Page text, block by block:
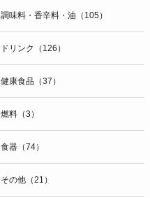
調味料・香辛料・油（105）
ドリンク（126）
健康食品（37）
燃料（3）
食器（74）
その他（21）